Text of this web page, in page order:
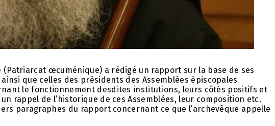
(Patriarcat œcuménique) a rédigé un rapport sur la base de ses
que celles des présidents des Assemblées épiscopales
le fonctionnement desdites institutions, leurs côtés positifs et
rappel de l’historique de ces Assemblées, leur composition etc.
paragraphes du rapport concernant ce que l’archevêque appelle